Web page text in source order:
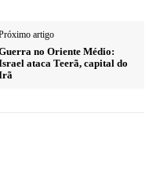
artigo
no Oriente Médio:
ataca Teerã, capital do